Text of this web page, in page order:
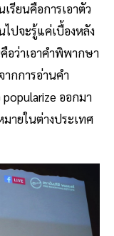
รียนคือการเอาตัว
ปจะรู้แค่เบื้องหลัง
อว่าเอาคำพิพากษา
ากการอ่านคำ
ออกมา
มายในต่างประเทศ